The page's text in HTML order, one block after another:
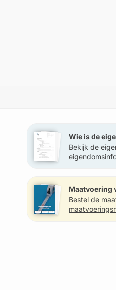
Wie is de
Bekijk de
Maatvoering
Bestel de